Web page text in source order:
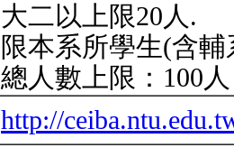
大二以上限20人.
限本系所學生(含
總人數上限：100
http://